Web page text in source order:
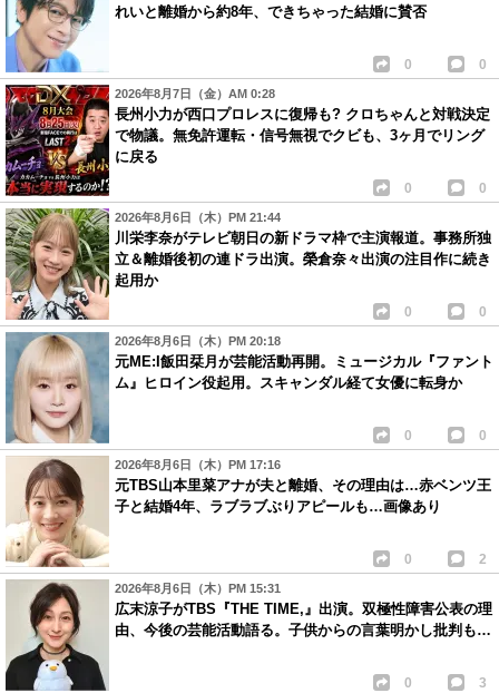
れいと離婚から約8年、できちゃった結婚に賛否
0 0
2026年8月7日（金）AM 0:28
長州小力が西口プロレスに復帰も? クロちゃんと対戦決定
で物議。無免許運転・信号無視でクビも、3ヶ月でリング
に戻る
0 0
2026年8月6日（木）PM 21:44
川栄李奈がテレビ朝日の新ドラマ枠で主演報道。事務所独
立＆離婚後初の連ドラ出演。榮倉奈々出演の注目作に続き
起用か
0 0
2026年8月6日（木）PM 20:18
元ME:I飯田栞月が芸能活動再開。ミュージカル『ファント
ム』ヒロイン役起用。スキャンダル経て女優に転身か
0 0
2026年8月6日（木）PM 17:16
元TBS山本里菜アナが夫と離婚、その理由は…赤ベンツ王
子と結婚4年、ラブラブぶりアピールも…画像あり
0 2
2026年8月6日（木）PM 15:31
広末涼子がTBS『THE TIME,』出演。双極性障害公表の理
由、今後の芸能活動語る。子供からの言葉明かし批判も…
0 3